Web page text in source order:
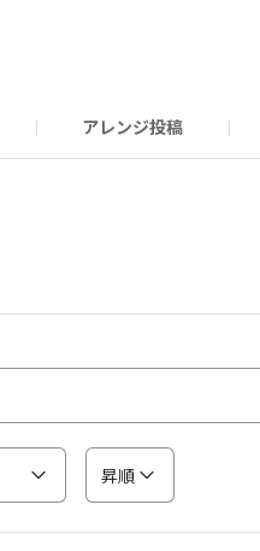
アレンジ投稿
昇順